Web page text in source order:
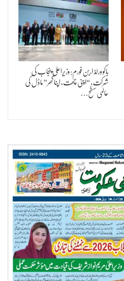
باکو ورلڈ اربن فورم: وزیراعلیٰ پنجاب کی
شرکت، “اپنی چھت، اپنا گھر” ماڈل کی
عالمی سطح…